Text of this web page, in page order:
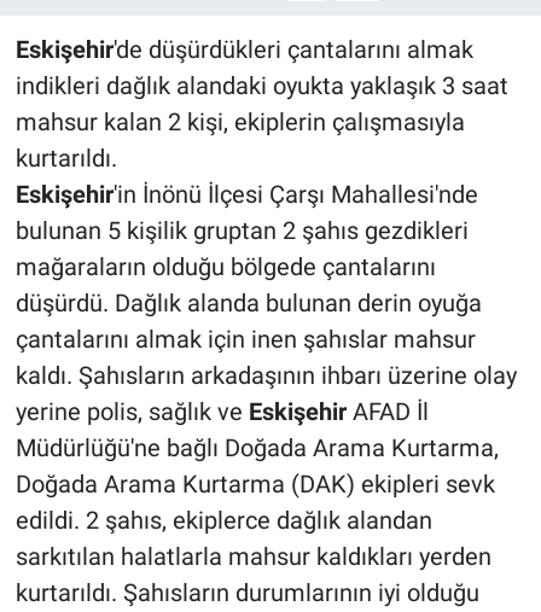
Eskişehir'de düşürdükleri çantalarını almak
indikleri dağlık alandaki oyukta yaklaşık 3 saat
mahsur kalan 2 kişi, ekiplerin çalışmasıyla
kurtarıldı.
Eskişehir'in İnönü İlçesi Çarşı Mahallesi'nde
bulunan 5 kişilik gruptan 2 şahıs gezdikleri
mağaraların olduğu bölgede çantalarını
düşürdü. Dağlık alanda bulunan derin oyuğa
çantalarını almak için inen şahıslar mahsur
kaldı. Şahısların arkadaşının ihbarı üzerine olay
yerine polis, sağlık ve EskişehirAFAD İl
Müdürlüğü'ne bağlı Doğada Arama Kurtarma,
Doğada Arama Kurtarma (DAK) ekipleri sevk
edildi. 2 şahıs, ekiplerce dağlık alandan
sarkıtılan halatlarla mahsur kaldıkları yerden
kurtarıldı. Şahısların durumlarının iyi olduğu
Magazin
Bilim ve Teknoloji